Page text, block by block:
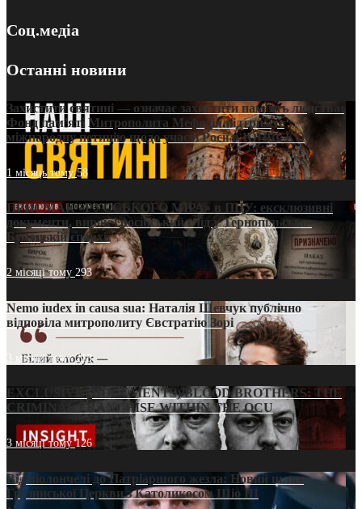
Соц.медіа
Останні новини
Захистити святині — означає захистити пам’ять людства:
Фонд пам’яті Митрополита Мефодія підтримує
міжнародну петицію щодо участі Росії в ЮНЕСКО
1 місяць тому58
ПРИСМАК «РУССЬКОГО МІРА» в ПЦУ: ексклюзивні
документи, вирок і російський слід у Тернопільсько-
Бучацькій єпархії
2 місяці тому 293
Nemo iudex in causa sua: Наталія Шевчук публічно
відповіла митрополиту Євстратію Зорі
3 місяці тому213
EXCLUSIVE (DOCUMENTS)/BLOOD BROTHERS: THE
CRIMINAL FRANCHISE WITHIN THE OCU
3 місяці тому126
Від віолончелі до Патріаршого жезла: Новий шлях
Грузинської Церкви з Католикосом Шіо III